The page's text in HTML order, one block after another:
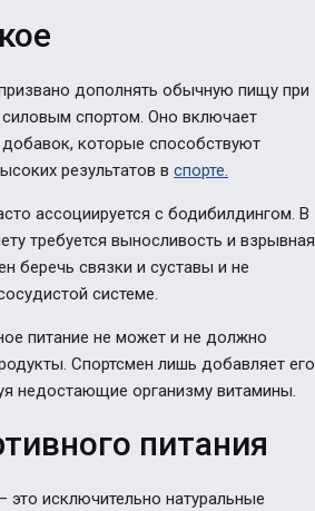
дополнять обычную пищу при
спортом. Оно включает
которые способствуют
результатов в спорте.
ассоциируется с бодибилдингом. В
требуется выносливость и взрывная
беречь связки и суставы и не
системе.
питание не может и не должно
Спортсмен лишь добавляет его
недостающие организму витамины.
питания
это исключительно натуральные